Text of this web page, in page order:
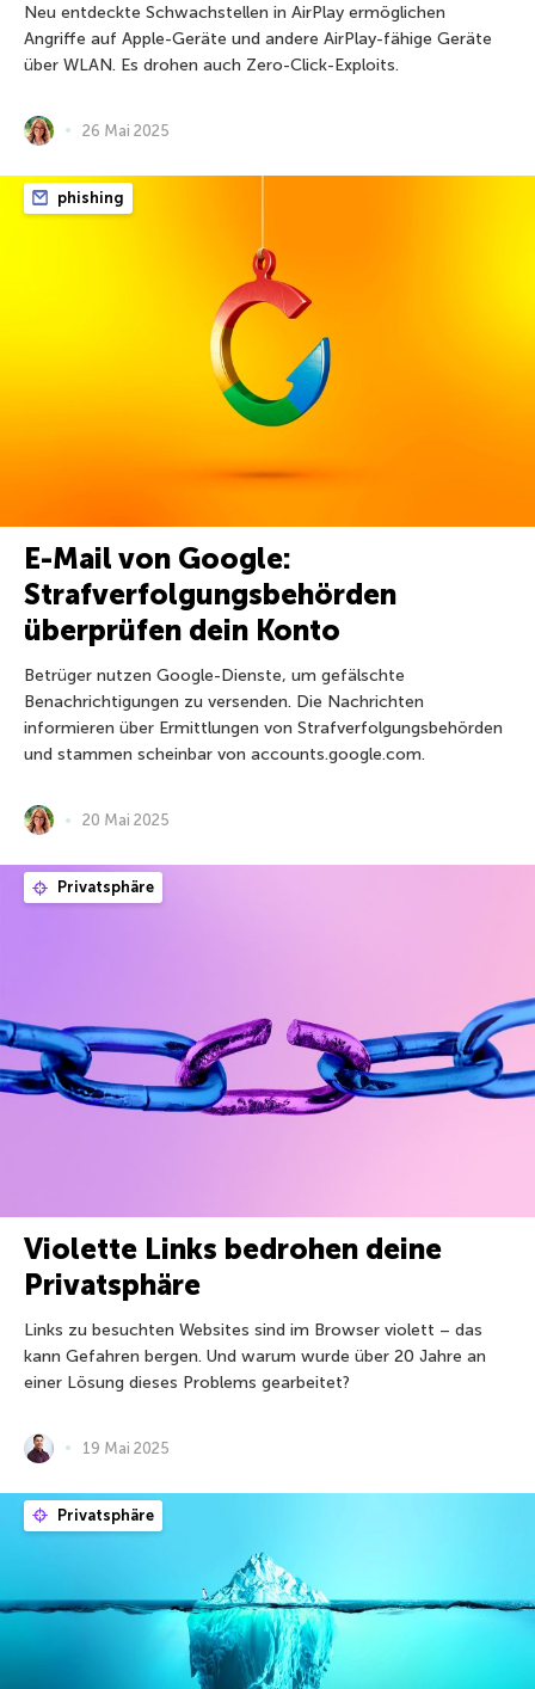
Neu entdeckte Schwachstellen in AirPlay ermöglichen
Angriffe auf Apple-Geräte und andere AirPlay-fähige Geräte
über WLAN. Es drohen auch Zero-Click-Exploits.
26 Mai 2025
phishing
E-Mail von Google:
Strafverfolgungsbehörden
überprüfen dein Konto
Betrüger nutzen Google-Dienste, um gefälschte
Benachrichtigungen zu versenden. Die Nachrichten
informieren über Ermittlungen von Strafverfolgungsbehörden
und stammen scheinbar von accounts.google.com.
20 Mai 2025
Privatsphäre
Violette Links bedrohen deine
Privatsphäre
Links zu besuchten Websites sind im Browser violett – das
kann Gefahren bergen. Und warum wurde über 20 Jahre an
einer Lösung dieses Problems gearbeitet?
19 Mai 2025
Privatsphäre